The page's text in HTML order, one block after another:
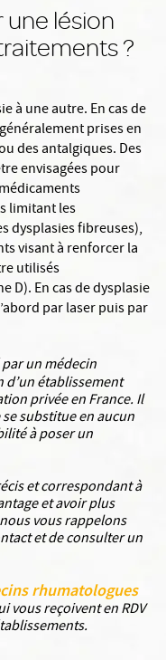
lésion
?
à une autre. En cas de
prises en
des antalgiques. Des
envisagées pour
limitant les
dysplasies fibreuses),
visant à renforcer la
utilisés
D). En cas de dysplasie
par laser puis par
un médecin
d’un établissement
privée en France. Il
substitue en aucun
à poser un
et correspondant à
et avoir plus
vous rappelons
et de consulter un
rhumatologues
vous reçoivent en RDV